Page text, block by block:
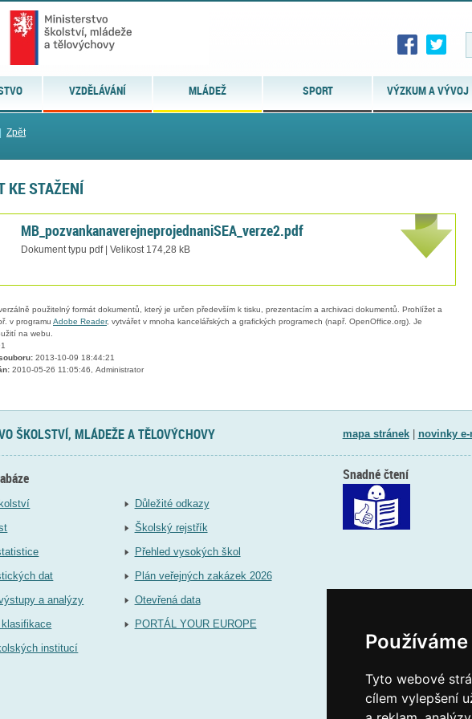
Tyto webové
cílem vylepšení
VZDĚLÁVÁNÍ MLÁDEŽ SPORT VÝZKUM A VÝVOJ
Zpět
KE STAŽENÍ
MB_pozvankanaverejneprojednaniSEA_verze2.pdf
Dokument typu pdf | Velikost 174,28 kB
použitelný formát dokumentů, který je určen především k tisku, prezentacím a archivaci dokumentů. Prohlížet a
v programu Adobe Reader, vytvářet v mnoha kancelářských a grafických programech (např. OpenOffice.org). Je
na webu.
2013-10-09 18:44:21
2010-05-26 11:05:46, Administrator
ŠKOLSTVÍ, MLÁDEŽE A TĚLOVÝCHOVY mapa stránek| novinky e-
dat
a analýzy
institucí
Důležité odkazy
Školský rejstřík
Přehled vysokých škol
Plán veřejných zakázek 2026
Otevřená data
PORTÁL YOUR EUROPE
Snadné čtení